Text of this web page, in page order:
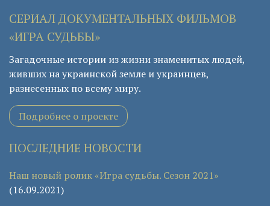
СЕРИАЛ ДОКУМЕНТАЛЬНЫХ ФИЛЬМОВ
«ИГРА СУДЬБЫ»
Загадочные истории из жизни знаменитых людей,
живших на украинской земле и украинцев,
разнесенных по всему миру.
Подробнее о проекте
ПОСЛЕДНИЕ НОВОСТИ
Наш новый ролик «Игра судьбы. Сезон 2021»
(16.09.2021)